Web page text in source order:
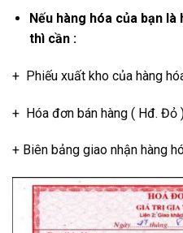
Nếu hàng hóa của bạn
thì cần :
+ Phiếu xuất kho của hàng
+ Hóa đơn bán hàng ( Hđ. Đỏ
+ Biên bảng giao nhận hàng